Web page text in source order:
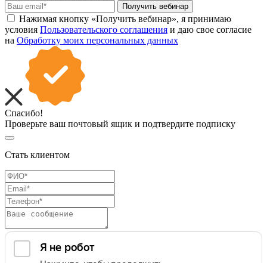
Получить вебинар
Нажимая кнопку «Получить вебинар», я принимаю
условия Пользовательского соглашения и даю свое согласие
на Обработку моих персональных данных
Спасибо!
Проверьте ваш почтовый ящик и подтвердите подписку
Стать клиентом